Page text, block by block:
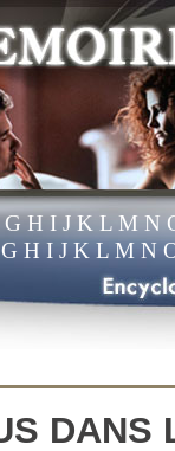
G H I J K L M N
G H I J K L M N
DANS